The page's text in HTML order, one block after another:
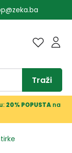
Traži
20% POPUSTAna